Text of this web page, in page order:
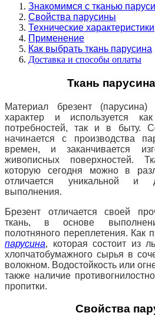
Знакомимся с тканью
Свойства парусины
Технические характеристики
Применение
Как выбрать ткань парусина
Доставка и способы оплаты
Ткань
Материал брезент (парусина)
характер и используется
потребностей, так и в быту.
начинается с производства
времен, и заканчивается
живописных поверхностей.
которую сегодня можно в
отличается уникальной и
выполнения.
Брезент отличается своей
ткань, в основе
полотняного переплетения. Как
парусина, которая состоит из
хлопчатобумажного сырья в
волокном. Водостойкость или
также наличие
пропитки.
Свойства